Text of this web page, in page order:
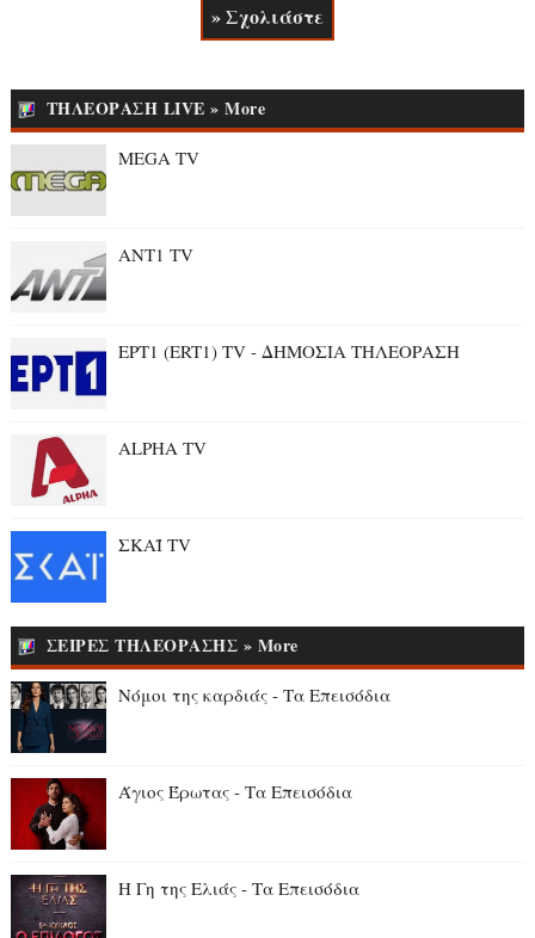
» Σχολιάστε
ΤΗΛΕΟΡΑΣΗ LIVE » More
MEGA TV
ANT1 TV
ΕΡΤ1 (ERT1) TV - ΔΗΜΟΣΙΑ ΤΗΛΕΟΡΑΣΗ
ALPHA TV
ΣΚΑΪ TV
ΣΕΙΡΕΣ ΤΗΛΕΟΡΑΣΗΣ » More
Νόμοι της καρδιάς - Τα Επεισόδια
Άγιος Έρωτας - Τα Επεισόδια
Η Γη της Ελιάς - Τα Επεισόδια